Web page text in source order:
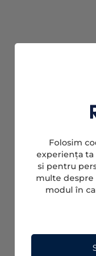
Folosim
experiența ta
si pentru
multe despre
modul în